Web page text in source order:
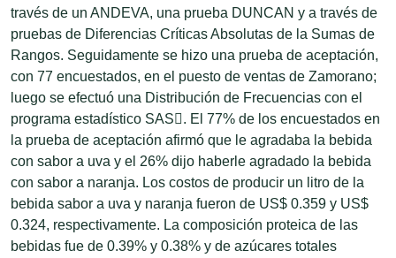
través de un ANDEVA, una prueba DUNCAN y a través de
pruebas de Diferencias Críticas Absolutas de la Sumas de
Rangos. Seguidamente se hizo una prueba de aceptación,
con 77 encuestados, en el puesto de ventas de Zamorano;
luego se efectuó una Distribución de Frecuencias con el
programa estadístico SAS. El 77% de los encuestados en
la prueba de aceptación afirmó que le agradaba la bebida
con sabor a uva y el 26% dijo haberle agradado la bebida
con sabor a naranja. Los costos de producir un litro de la
bebida sabor a uva y naranja fueron de US$ 0.359 y US$
0.324, respectivamente. La composición proteica de las
bebidas fue de 0.39% y 0.38% y de azúcares totales